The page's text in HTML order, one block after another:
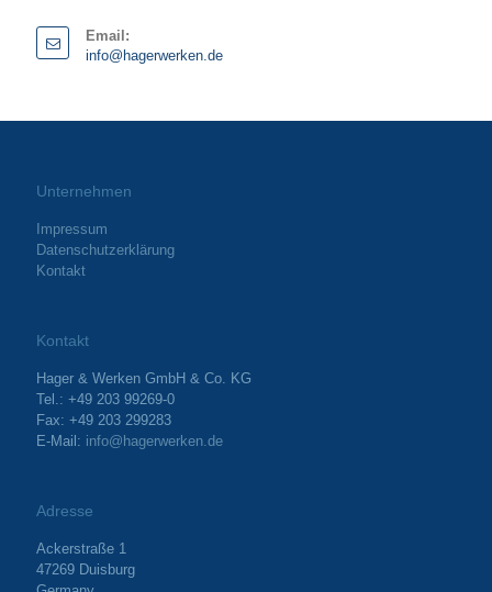
Email:
info@hagerwerken.de
Unternehmen
Impressum
Datenschutzerklärung
Kontakt
Kontakt
Hager & Werken GmbH & Co. KG
Tel.: +49 203 99269-0
Fax: +49 203 299283
E-Mail: info@hagerwerken.de
Adresse
Ackerstraße 1
47269 Duisburg